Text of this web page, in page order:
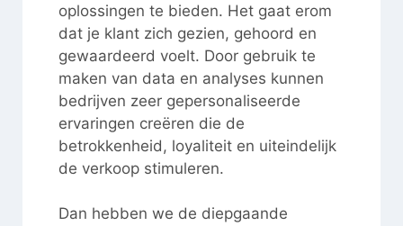
oplossingen te bieden. Het gaat erom
dat je klant zich gezien, gehoord en
gewaardeerd voelt. Door gebruik te
maken van data en analyses kunnen
bedrijven zeer gepersonaliseerde
ervaringen creëren die de
betrokkenheid, loyaliteit en uiteindelijk
de verkoop stimuleren.
Dan hebben we de diepgaande